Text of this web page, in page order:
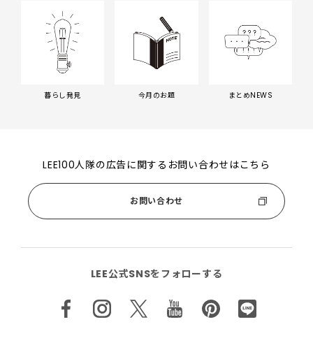
暮らし発見 今月のお題 まとめNEWS
LEE100人隊の広告に関するお問い合わせはこちら
お問い合わせ
LEE公式SNSをフォローする